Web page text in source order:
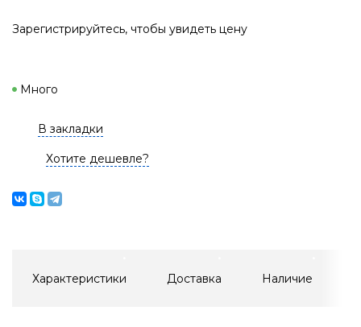
Зарегистрируйтесь, чтобы увидеть цену
Много
В закладки
Хотите дешевле?
Характеристики Доставка Наличие